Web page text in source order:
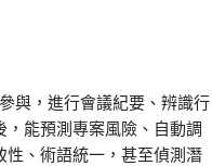
與，進行會議紀要、辨識行
能預測專案風險、自動調
、術語統一，甚至偵測潛